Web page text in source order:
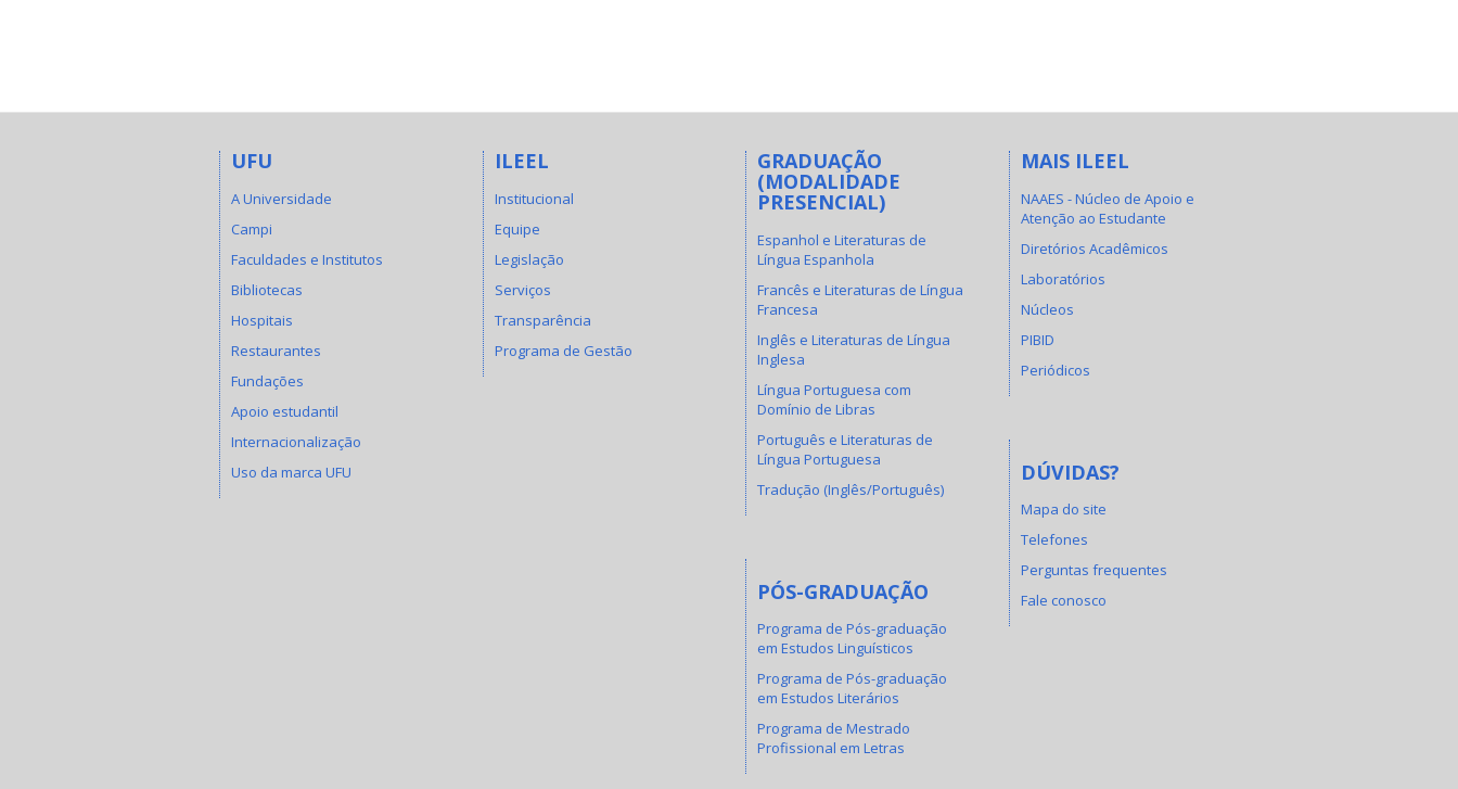
UFU
A Universidade
Campi
Faculdades e Institutos
Bibliotecas
Hospitais
Restaurantes
Fundações
Apoio estudantil
Internacionalização
Uso da marca UFU
ILEEL
Institucional
Equipe
Legislação
Serviços
Transparência
Programa de Gestão
GRADUAÇÃO
(MODALIDADE
PRESENCIAL)
Espanhol e Literaturas de
Língua Espanhola
Francês e Literaturas de Língua
Francesa
Inglês e Literaturas de Língua
Inglesa
Língua Portuguesa com
Domínio de Libras
Português e Literaturas de
Língua Portuguesa
Tradução (Inglês/Português)
PÓS-GRADUAÇÃO
Programa de Pós-graduação
em Estudos Linguísticos
Programa de Pós-graduação
em Estudos Literários
Programa de Mestrado
Profissional em Letras
MAIS ILEEL
NAAES - Núcleo de Apoio e
Atenção ao Estudante
Diretórios Acadêmicos
Laboratórios
Núcleos
PIBID
Periódicos
DÚVIDAS?
Mapa do site
Telefones
Perguntas frequentes
Fale conosco